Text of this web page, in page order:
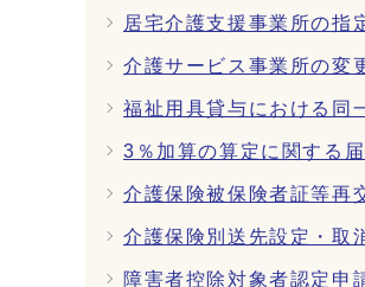
居宅介護支援事業所の指
介護サービス事業所の変
福祉用具貸与における同
3％加算の算定に関する
介護保険被保険者証等再
介護保険別送先設定・取
障害者控除対象者認定申